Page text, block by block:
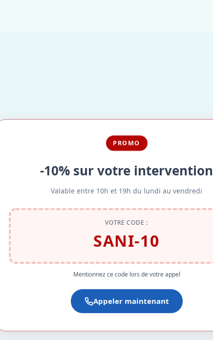
PROMO
-10% sur votre intervention
Valable entre 10h et 19h du lundi au vendredi
VOTRE CODE :
SANI-10
Mentionnez ce code lors de votre appel
Appeler maintenant